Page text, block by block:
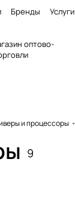
Бренды Услуги
оптово-
и процессоры
9